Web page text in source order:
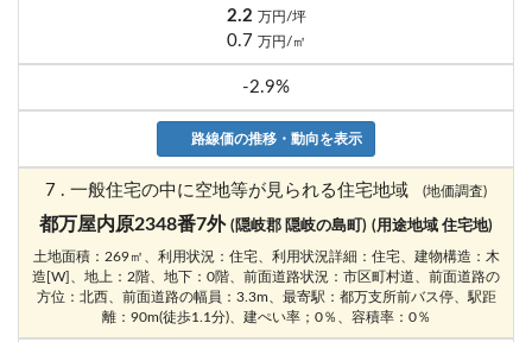
2.2 万円/坪
0.7 万円/㎡
-2.9%
路線価の推移・動向を表示
7 . 一般住宅の中に空地等が見られる住宅地域 (地価調査)
都万屋内原2348番7外 (隠岐郡 隠岐の島町) (用途地域 住宅地)
土地面積：269㎡、利用状況：住宅、利用状況詳細：住宅、建物構造：木
造[W]、地上：2階、地下：0階、前面道路状況：市区町村道、前面道路の
方位：北西、前面道路の幅員：3.3m、最寄駅：都万支所前バス停、駅距
離：90m(徒歩1.1分)、建ぺい率；0％、容積率：0％